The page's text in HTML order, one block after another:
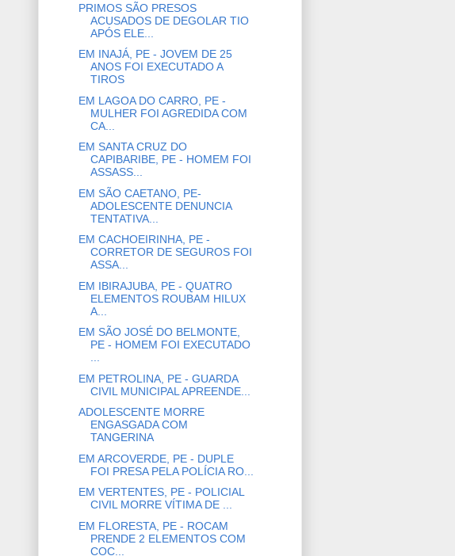
PRIMOS SÃO PRESOS
ACUSADOS DE DEGOLAR TIO
APÓS ELE...
EM INAJÁ, PE - JOVEM DE 25
ANOS FOI EXECUTADO A
TIROS
EM LAGOA DO CARRO, PE -
MULHER FOI AGREDIDA COM
CA...
EM SANTA CRUZ DO
CAPIBARIBE, PE - HOMEM FOI
ASSASS...
EM SÃO CAETANO, PE-
ADOLESCENTE DENUNCIA
TENTATIVA...
EM CACHOEIRINHA, PE -
CORRETOR DE SEGUROS FOI
ASSA...
EM IBIRAJUBA, PE - QUATRO
ELEMENTOS ROUBAM HILUX
A...
EM SÃO JOSÉ DO BELMONTE,
PE - HOMEM FOI EXECUTADO
...
EM PETROLINA, PE - GUARDA
CIVIL MUNICIPAL APREENDE...
ADOLESCENTE MORRE
ENGASGADA COM
TANGERINA
EM ARCOVERDE, PE - DUPLE
FOI PRESA PELA POLÍCIA RO...
EM VERTENTES, PE - POLICIAL
CIVIL MORRE VÍTIMA DE ...
EM FLORESTA, PE - ROCAM
PRENDE 2 ELEMENTOS COM
COC...